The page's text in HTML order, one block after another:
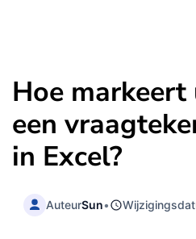
Hoe
een
in Excel?
AuteurSun•